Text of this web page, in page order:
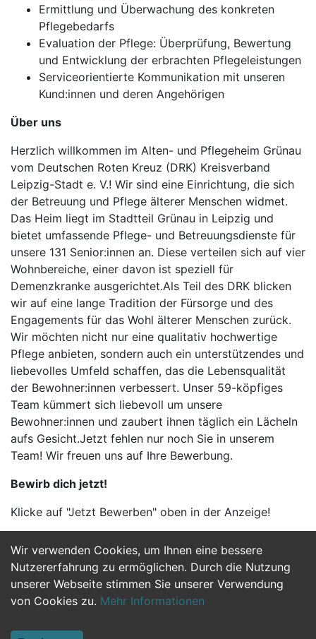
Wir verwenden Cookies, um Ihnen eine bessere
Nutzererfahrung zu ermöglichen. Durch die Nutzung
unserer Webseite stimmen Sie unserer Verwendung
von Cookies zu. Mehr Informationen
Ermittlung und Überwachung des konkreten
Pflegebedarfs
Evaluation der Pflege: Überprüfung, Bewertung
und Entwicklung der erbrachten Pflegeleistungen
Serviceorientierte Kommunikation mit unseren
Kund:innen und deren Angehörigen
Über uns
Herzlich willkommen im Alten- und Pflegeheim Grünau
vom Deutschen Roten Kreuz (DRK) Kreisverband
Leipzig-Stadt e. V.! Wir sind eine Einrichtung, die sich
der Betreuung und Pflege älterer Menschen widmet.
Das Heim liegt im Stadtteil Grünau in Leipzig und
bietet umfassende Pflege- und Betreuungsdienste für
unsere 131 Senior:innen an. Diese verteilen sich auf vier
Wohnbereiche, einer davon ist speziell für
Demenzkranke ausgerichtet.Als Teil des DRK blicken
wir auf eine lange Tradition der Fürsorge und des
Engagements für das Wohl älterer Menschen zurück.
Wir möchten nicht nur eine qualitativ hochwertige
Pflege anbieten, sondern auch ein unterstützendes und
liebevolles Umfeld schaffen, das die Lebensqualität
der Bewohner:innen verbessert. Unser 59-köpfiges
Team kümmert sich liebevoll um unsere
Bewohner:innen und zaubert ihnen täglich ein Lächeln
aufs Gesicht.Jetzt fehlen nur noch Sie in unserem
Team! Wir freuen uns auf Ihre Bewerbung.
Bewirb dich jetzt!
Klicke auf "Jetzt Bewerben" oben in der Anzeige!
Jetzt Bewerben